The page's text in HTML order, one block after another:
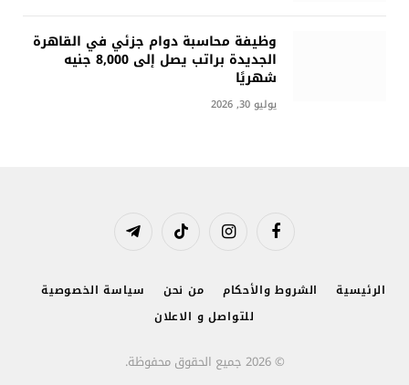
وظيفة محاسبة دوام جزئي في القاهرة
الجديدة براتب يصل إلى 8,000 جنيه
شهريًا
يوليو 30, 2026
فيسبوك الانستغرامتيكتوك تيلقرام
الرئيسية الشروط والأحكام من نحن
سياسة الخصوصية
للتواصل و الاعلان
© 2026 جميع الحقوق محفوظة.